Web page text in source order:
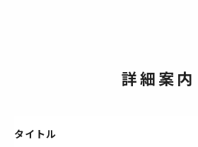
詳細案内
タイトル